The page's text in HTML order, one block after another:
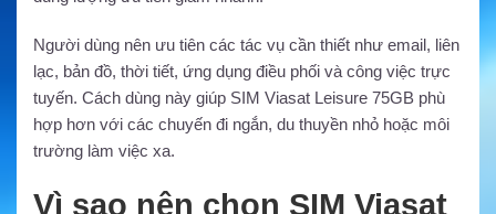
Người dùng nên ưu tiên các tác vụ cần thiết như email, liên
lạc, bản đồ, thời tiết, ứng dụng điều phối và công việc trực
tuyến. Cách dùng này giúp SIM Viasat Leisure 75GB phù
hợp hơn với các chuyến đi ngắn, du thuyền nhỏ hoặc môi
trường làm việc xa.
Vì sao nên chọn SIM Viasat